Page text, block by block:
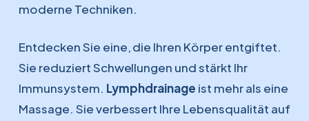
moderne Techniken.
Entdecken Sie eine, die Ihren Körper entgiftet.
Sie reduziert Schwellungen und stärkt Ihr
Immunsystem. Lymphdrainage ist mehr als eine
Massage. Sie verbessert Ihre Lebensqualität auf